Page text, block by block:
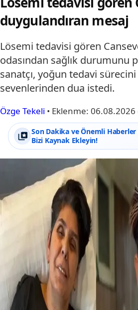
duygulandıran mesaj
Lösemi tedavisi gören
odasından sağlık durumunu
sanatçı, yoğun tedavi
sevenlerinden dua istedi.
Özge Tekeli • Eklenme: 06.08.2026
Son Dakika ve Önemli
Bizi Kaynak Ekleyin!